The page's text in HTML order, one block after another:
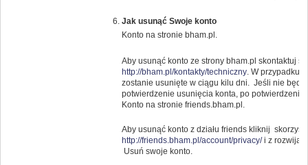
Jak usunąć Swoje konto
Konto na stronie bham.pl.
Aby usunąć konto ze strony bham.pl skontaktuj
http://bham.pl/kontakty/techniczny. W przypadku
zostanie usunięte w ciągu kilu dni. Jeśli nie
potwierdzenie usunięcia konta, po
Konto na stronie friends.bham.pl.
Aby usunąć konto z działu friends kliknij
http://friends.bham.pl/account/privacy/i z
Usuń swoje konto.